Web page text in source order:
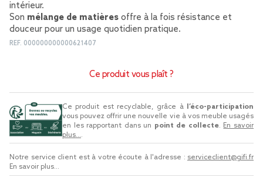
intérieur.
Son mélange de matières offre à la fois résistance et
douceur pour un usage quotidien pratique.
REF. 000000000000621407
Ce produit vous plaît ?
Ce produit est recyclable, grâce à
l’éco-participation
vous pouvez offrir une nouvelle vie à vos meuble usagés
en les rapportant dans un point de collecte. En savoir
plus....
Notre service client est à votre écoute à l'adresse : serviceclient@gifi.fr
En savoir plus...